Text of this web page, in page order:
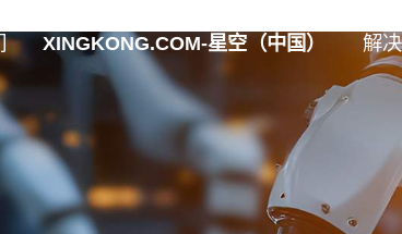
XINGKONG.COM-星空（中国） 解